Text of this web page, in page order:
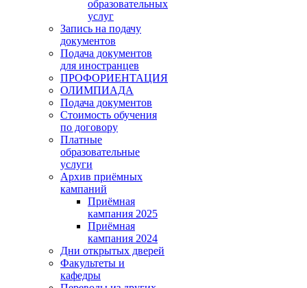
образовательных
услуг
Запись на подачу
документов
Подача документов
для иностранцев
ПРОФОРИЕНТАЦИЯ
ОЛИМПИАДА
Подача документов
Стоимость обучения
по договору
Платные
образовательные
услуги
Архив приёмных
кампаний
Приёмная
кампания 2025
Приёмная
кампания 2024
Дни открытых дверей
Факультеты и
кафедры